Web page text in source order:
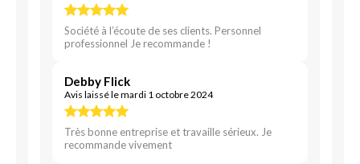
Société à l’écoute de ses clients. Personnel
professionnel Je recommande !
Debby Flick
Avis laissé le mardi 1 octobre 2024
Très bonne entreprise et travaille sérieux. Je
recommande vivement